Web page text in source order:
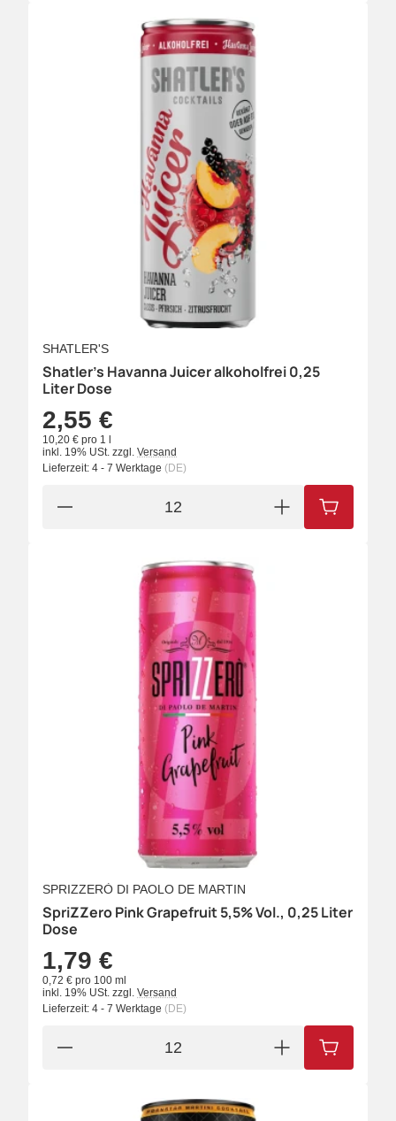
SHATLER'S
Shatler's Havanna Juicer alkoholfrei 0,25
Liter Dose
2,55 €
10,20 € pro 1 l
inkl. 19% USt. zzgl. Versand
Lieferzeit: 4 - 7 Werktage (DE)
IN DEN
SPRIZZERÒ DI PAOLO DE MARTIN
SpriZZero Pink Grapefruit 5,5% Vol., 0,25 Liter
Dose
1,79 €
0,72 € pro 100 ml
inkl. 19% USt. zzgl. Versand
Lieferzeit: 4 - 7 Werktage (DE)
IN DEN